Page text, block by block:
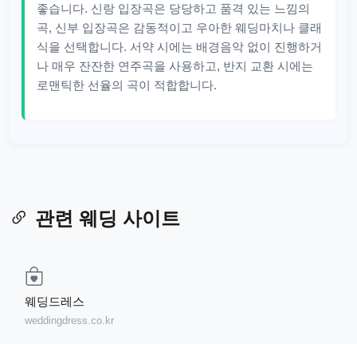
좋습니다. 신랑 입장곡은 당당하고 품격 있는 느낌의
곡, 신부 입장곡은 감동적이고 우아한 웨딩마치나 클래
식을 선택합니다. 서약 시에는 배경음악 없이 진행하거
나 매우 잔잔한 연주곡을 사용하고, 반지 교환 시에는
로맨틱한 선율의 곡이 적합합니다.
관련 웨딩 사이트
웨딩드레스
weddingdress.co.kr